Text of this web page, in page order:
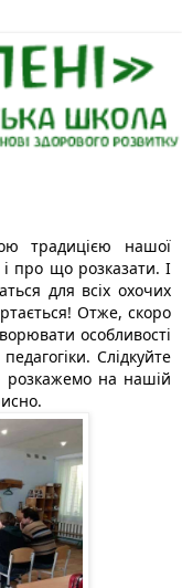
традицією нашої
про що розказати. І
для всіх охочих
Отже, скоро
особливості
Слідкуйте
розкажемо на нашій